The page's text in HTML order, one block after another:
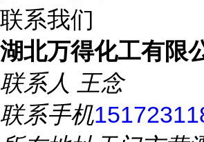
联系我们
湖北万得化工有限
联系人 王念
联系手机